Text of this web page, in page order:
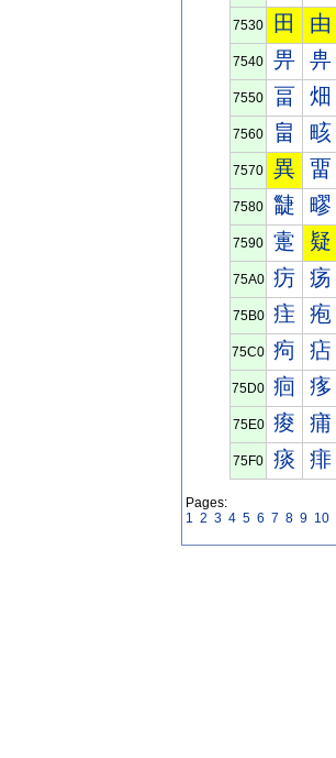
7530 田 由
7540 畀 畁
7550 畐 畑
7560 畠 畡
7570 異 畱
7580 疀 疁
7590 疐 疑
75A0 疠 疡
75B0 疰 疱
75C0 痀 痁
75D0 痐 痑
75E0 痠 痡
75F0 痰 痱
Pages:
1 2 3 4 5 6 7 8 9 10